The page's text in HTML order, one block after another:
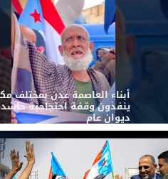
أبناء العاصمة عدن بمختلف
ينفذون وقفة احتجاجية
ديوان عام